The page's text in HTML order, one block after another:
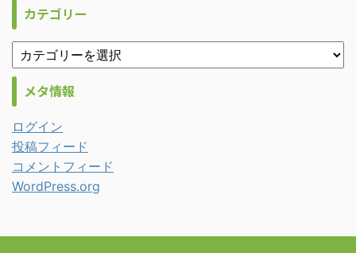
カテゴリー
メタ情報
ログイン
投稿フィード
コメントフィード
WordPress.org